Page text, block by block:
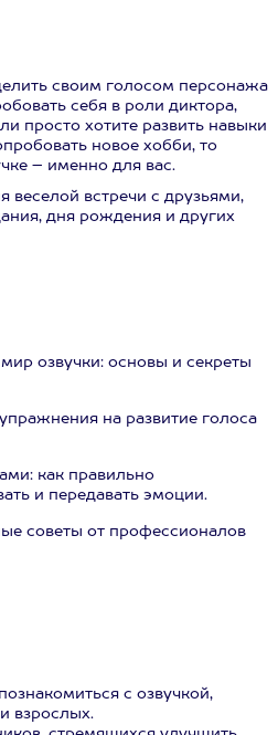
своим голосом персонажа
себя в роли диктора,
просто хотите развить навыки
новое хобби, то
– именно для вас.
веселой встречи с друзьями,
дня рождения и других
озвучки: основы и секреты
на развитие голоса
как правильно
и передавать эмоции.
советы от профессионалов
с озвучкой,
взрослых.